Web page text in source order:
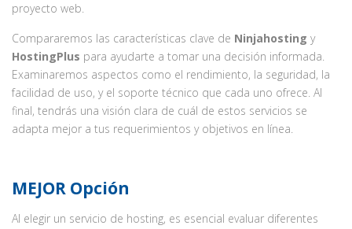
proyecto web.
Compararemos las características clave de Ninjahosting y
HostingPlus para ayudarte a tomar una decisión informada.
Examinaremos aspectos como el rendimiento, la seguridad, la
facilidad de uso, y el soporte técnico que cada uno ofrece. Al
final, tendrás una visión clara de cuál de estos servicios se
adapta mejor a tus requerimientos y objetivos en línea.
MEJOR Opción
Al elegir un servicio de hosting, es esencial evaluar diferentes